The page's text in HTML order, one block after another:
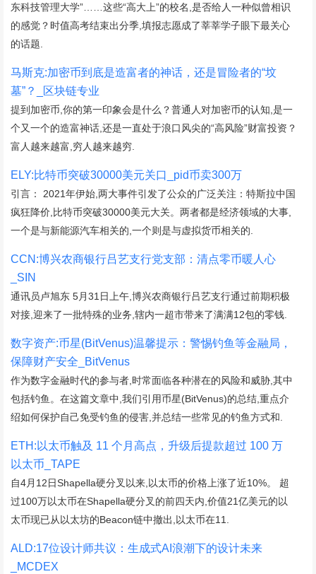
东科技管理大学”……这些“高大上”的校名,是否给人一种似曾相识
的感觉？时值高考结束出分季,填报志愿成了莘莘学子眼下最关心
的话题.
马斯克:加密币到底是造富者的神话，还是冒险者的“坟
墓”？_区块链专业
提到加密币,你的第一印象会是什么？普通人对加密币的认知,是一
个又一个的造富神话,还是一直处于浪口风尖的“高风险”财富投资？
富人越来越富,穷人越来越穷.
ELY:比特币突破30000美元关口_pid币卖300万
引言： 2021年伊始,两大事件引发了公众的广泛关注：特斯拉中国
疯狂降价,比特币突破30000美元大关。两者都是经济领域的大事,
一个是与新能源汽车相关的,一个则是与虚拟货币相关的.
CCN:博兴农商银行吕艺支行党支部：清点零币暖人心
_SIN
通讯员卢旭东 5月31日上午,博兴农商银行吕艺支行通过前期积极
对接,迎来了一批特殊的业务,辖内一超市带来了满满12包的零钱.
数字资产:币星(BitVenus)温馨提示：警惕钓鱼等金融局，
保障财产安全_BitVenus
作为数字金融时代的参与者,时常面临各种潜在的风险和威胁,其中
包括钓鱼。在这篇文章中,我们引用币星(BitVenus)的总结,重点介
绍如何保护自己免受钓鱼的侵害,并总结一些常见的钓鱼方式和.
ETH:以太币触及 11 个月高点，升级后提款超过 100 万
以太币_TAPE
自4月12日Shapella硬分叉以来,以太币的价格上涨了近10%。 超
过100万以太币在Shapella硬分叉的前四天内,价值21亿美元的以
太币现已从以太坊的Beacon链中撤出,以太币在11.
ALD:17位设计师共议：生成式AI浪潮下的设计未来
_MCDEX